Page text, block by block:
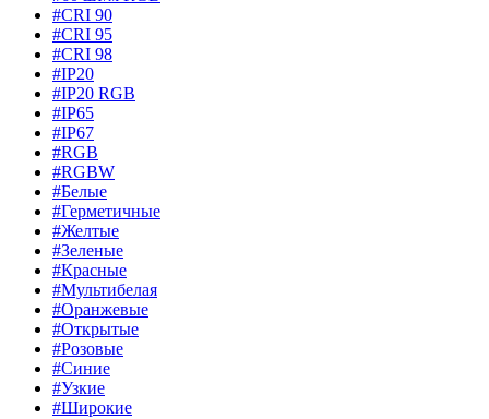
#CRI 90
#CRI 95
#CRI 98
#IP20
#IP20 RGB
#IP65
#IP67
#RGB
#RGBW
#Белые
#Герметичные
#Желтые
#Зеленые
#Красные
#Мультибелая
#Оранжевые
#Открытые
#Розовые
#Синие
#Узкие
#Широкие